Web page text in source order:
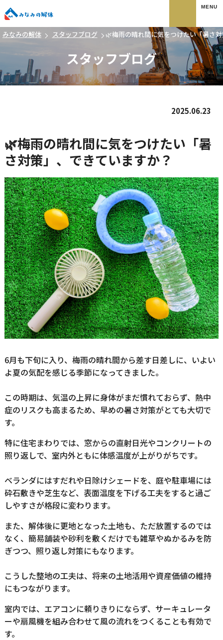
みなみの解体 スタッフブログ 🌿梅雨の晴れ間に気をつけたい「暑さ
スタッフブログ
2025.06.23
🌿梅雨の晴れ間に気をつけたい「暑
さ対策」、できていますか？
6月も下旬に入り、梅雨の晴れ間から差す日差しに、いよい
よ夏の気配を感じる季節になってきました。
この時期は、気温の上昇に身体がまだ慣れておらず、熱中
症のリスクも高まるため、早めの暑さ対策がとても大切で
す。
特に住宅まわりでは、窓からの直射日光やコンクリートの
照り返しで、室内外ともに体感温度が上がりがちです。
ベランダにはすだれや日除けシェードを、庭や駐車場には
砕石敷きや芝生など、表面温度を下げる工夫をすると過ご
しやすさが格段に変わります。
また、解体後に更地となった土地も、ただ放置するのでは
なく、簡易舗装や砂利を敷くだけでも雑草やぬかるみを防
ぎつつ、照り返し対策にもなります。
こうした整地の工夫は、将来の土地活用や資産価値の維持
にもつながります。
室内では、エアコンに頼りきりにならず、サーキュレータ
ーや扇風機を組み合わせて風の流れをつくることも有効で
す。